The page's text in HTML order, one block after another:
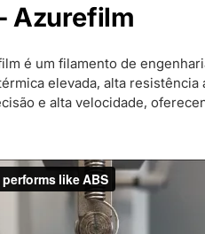
Azurefilm
é um filamento de
elevada, alta
e alta velocidade,